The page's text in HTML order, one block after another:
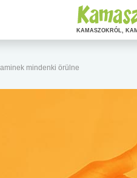
mindenki örülne
KAMASZOKRÓL,